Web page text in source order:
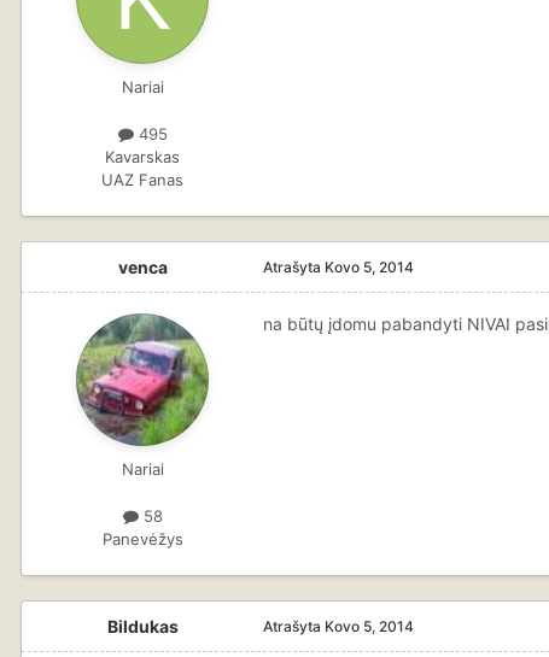
Nariai
495
Kavarskas
UAZ Fanas
venca
Nariai
58
Panevėžys
Atrašyta Kovo 5, 2014
na būtų įdomu pabandyti NIVAI
Bildukas Atrašyta Kovo 5, 2014